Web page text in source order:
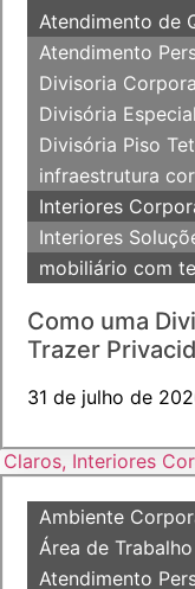
Atendimento de
Atendimento
Divisoria
Divisória Especial
Divisória Piso
infraestrutura
Interiores
Interiores
mobiliário com
Como uma
Trazer
31 de julho de
Ambiente
Área de Trabalho
Atendimento